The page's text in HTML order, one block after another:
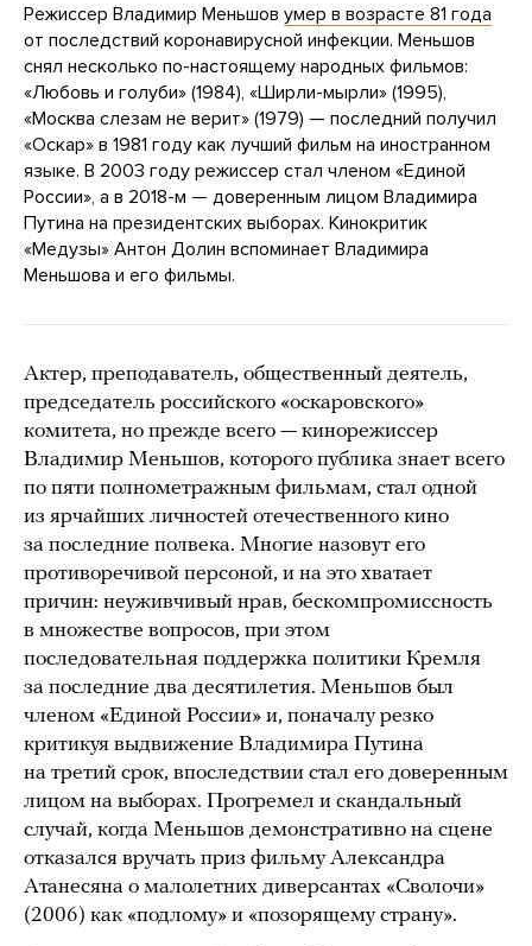
Режиссер Владимир Меньшов умер в возрасте 81 года
от последствий коронавирусной инфекции. Меньшов
снял несколько по-настоящему народных фильмов:
«Любовь и голуби» (1984), «Ширли-мырли» (1995),
«Москва слезам не верит» (1979) — последний получил
«Оскар» в 1981 году как лучший фильм на иностранном
языке. В 2003 году режиссер стал членом «Единой
России», а в 2018-м — доверенным лицом Владимира
Путина на президентских выборах. Кинокритик
«Медузы» Антон Долин вспоминает Владимира
Меньшова и его фильмы.
Актер, преподаватель, общественный деятель,
председатель российского «оскаровского»
комитета, но прежде всего — кинорежиссер
Владимир Меньшов, которого публика знает всего
по пяти полнометражным фильмам, стал одной
из ярчайших личностей отечественного кино
за последние полвека. Многие назовут его
противоречивой персоной, и на это хватает
причин: неуживчивый нрав, бескомпромиссность
в множестве вопросов, при этом
последовательная поддержка политики Кремля
за последние два десятилетия. Меньшов был
членом «Единой России» и, поначалу резко
критикуя выдвижение Владимира Путина
на третий срок, впоследствии стал его доверенным
лицом на выборах. Прогремел и скандальный
случай, когда Меньшов демонстративно на сцене
отказался вручать приз фильму Александра
Атанесяна о малолетних диверсантах «Сволочи»
(2006) как «подлому» и «позорящему страну».